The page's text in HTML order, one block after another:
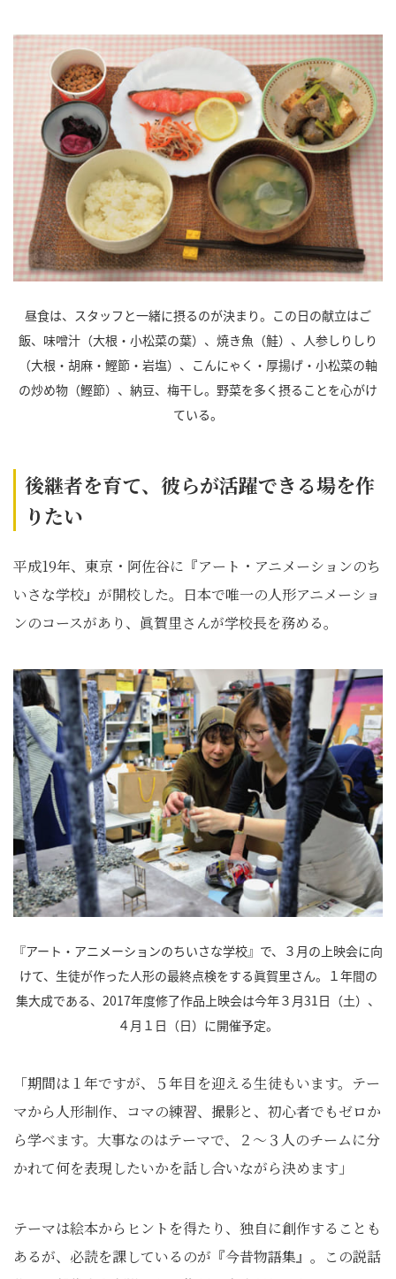
昼食は、スタッフと一緒に摂るのが決まり。この日の献立はご
飯、味噌汁（大根・小松菜の葉）、焼き魚（鮭）、人参しりしり
（大根・胡麻・鰹節・岩塩）、こんにゃく・厚揚げ・小松菜の軸
の炒め物（鰹節）、納豆、梅干し。野菜を多く摂ることを心がけ
ている。
後継者を育て、彼らが活躍できる場を作
りたい
平成19年、東京・阿佐谷に『アート・アニメーションのち
いさな学校』が開校した。日本で唯一の人形アニメーショ
ンのコースがあり、眞賀里さんが学校長を務める。
『アート・アニメーションのちいさな学校』で、３月の上映会に向
けて、生徒が作った人形の最終点検をする眞賀里さん。１年間の
集大成である、2017年度修了作品上映会は今年３月31日（土）、
４月１日（日）に開催予定。
「期間は１年ですが、５年目を迎える生徒もいます。テー
マから人形制作、コマの練習、撮影と、初心者でもゼロか
ら学べます。大事なのはテーマで、２～３人のチームに分
かれて何を表現したいかを話し合いながら決めます」
テーマは絵本からヒントを得たり、独自に創作することも
あるが、必読を課しているのが『今昔物語集』。この説話